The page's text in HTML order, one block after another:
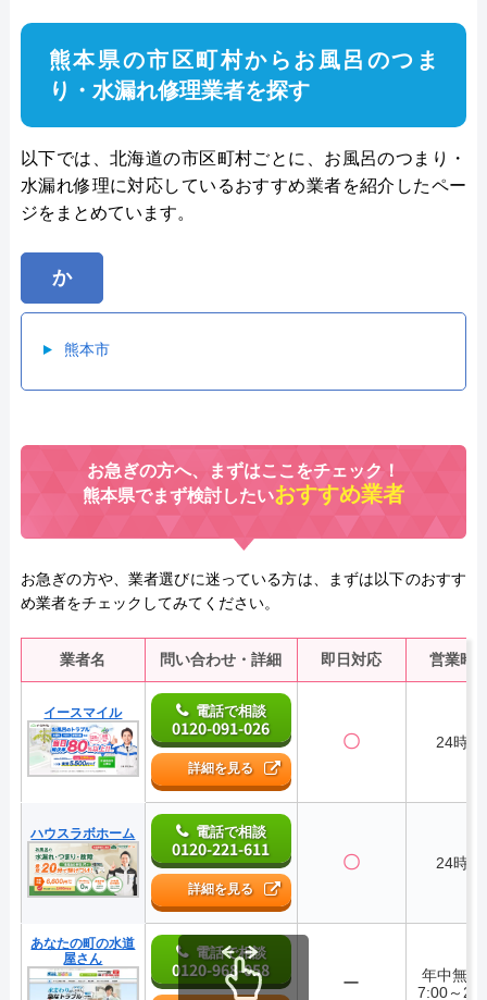
熊本県の市区町村からお風呂のつま
り・水漏れ修理業者を探す
以下では、北海道の市区町村ごとに、お風呂のつまり・
水漏れ修理に対応しているおすすめ業者を紹介したペー
ジをまとめています。
か
熊本市
お急ぎの方へ、まずはここをチェック！
熊本県でまず検討したいおすすめ業者
お急ぎの方や、業者選びに迷っている方は、まずは以下のおすす
め業者をチェックしてみてください。
業者名 問い合わせ・詳細 即日対応 営業時
イースマイル 電話で相談
0120-091-026
詳細を見る
〇 24時間
ハウスラボホーム 電話で相談
0120-221-611
詳細を見る
〇 24時間
あなたの町の水道
屋さん
電話で相談
0120-968-058
ー
年中無
7:00～